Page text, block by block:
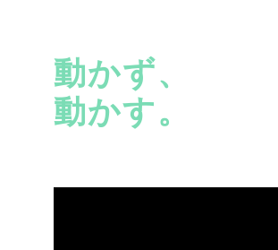
動かず、
動かす。